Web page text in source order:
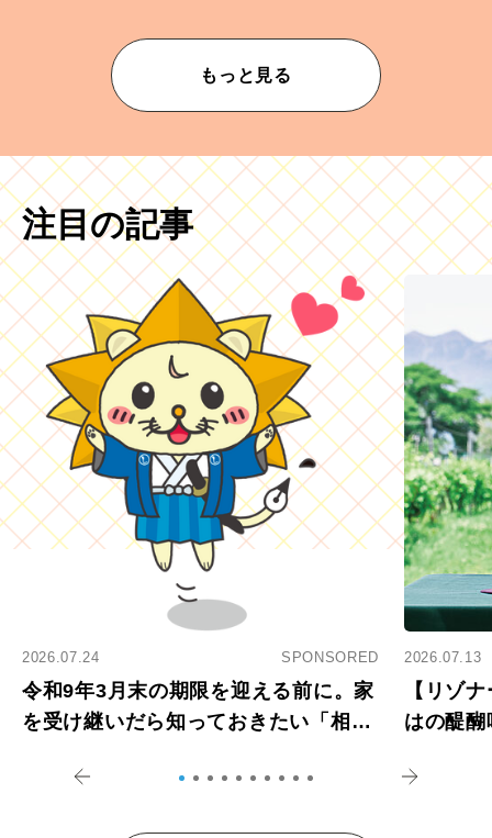
もっと見る
注目の記事
2026.07.24 SPONSORED
令和9年3月末の期限を迎える前に。家
を受け継いだら知っておきたい「相続
2026.07.13
【リゾ
はの醍